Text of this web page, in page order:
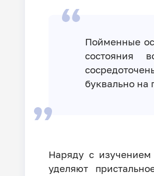
Пойменные
состояния
буквально на
Наряду с изучением
уделяют